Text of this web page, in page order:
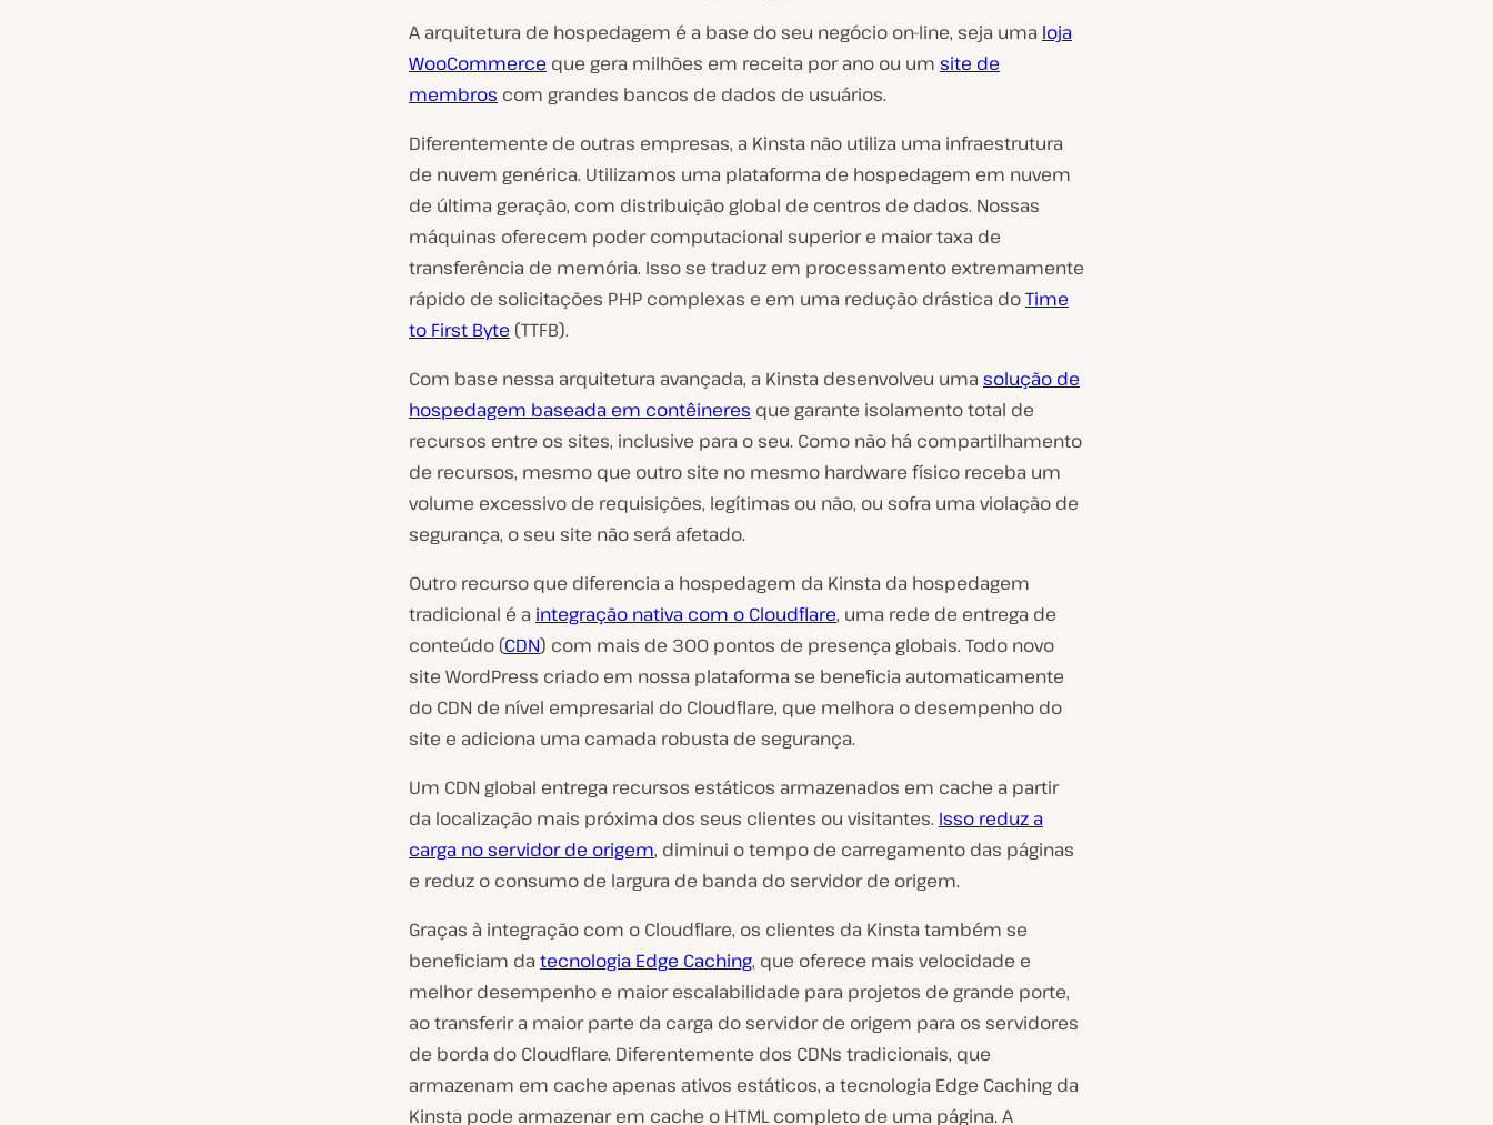
A arquitetura de hospedagem é a base do seu negócio on-line, seja uma loja
WooCommerce que gera milhões em receita por ano ou um site de
membros com grandes bancos de dados de usuários.
Diferentemente de outras empresas, a Kinsta não utiliza uma infraestrutura
de nuvem genérica. Utilizamos uma plataforma de hospedagem em nuvem
de última geração, com distribuição global de centros de dados. Nossas
máquinas oferecem poder computacional superior e maior taxa de
transferência de memória. Isso se traduz em processamento extremamente
rápido de solicitações PHP complexas e em uma redução drástica doTime
to First Byte (TTFB).
Com base nessa arquitetura avançada, a Kinsta desenvolveu uma solução de
hospedagem baseada em contêineres que garante isolamento total de
recursos entre os sites, inclusive para o seu. Como não há compartilhamento
de recursos, mesmo que outro site no mesmo hardware físico receba um
volume excessivo de requisições, legítimas ou não, ou sofra uma violação de
segurança, o seu site não será afetado.
Outro recurso que diferencia a hospedagem da Kinsta da hospedagem
tradicional é a integração nativa com o Cloudflare, uma rede de entrega de
conteúdo (CDN) com mais de 300 pontos de presença globais. Todo novo
site WordPress criado em nossa plataforma se beneficia automaticamente
do CDN de nível empresarial do Cloudflare, que melhora o desempenho do
site e adiciona uma camada robusta de segurança.
Um CDN global entrega recursos estáticos armazenados em cache a partir
da localização mais próxima dos seus clientes ou visitantes. Isso reduz a
carga no servidor de origem, diminui o tempo de carregamento das páginas
e reduz o consumo de largura de banda do servidor de origem.
Graças à integração com o Cloudflare, os clientes da Kinsta também se
beneficiam da tecnologia Edge Caching, que oferece mais velocidade e
melhor desempenho e maior escalabilidade para projetos de grande porte,
ao transferir a maior parte da carga do servidor de origem para os servidores
de borda do Cloudflare. Diferentemente dos CDNs tradicionais, que
armazenam em cache apenas ativos estáticos, a tecnologia Edge Caching da
Kinsta pode armazenar em cache o HTML completo de uma página. A